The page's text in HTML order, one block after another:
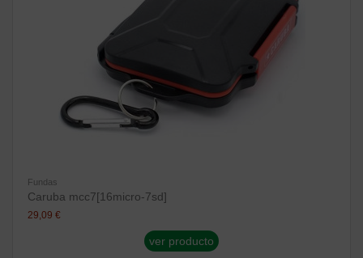
Fundas
Caruba mcc7[16micro-7sd]
29,09 €
ver producto